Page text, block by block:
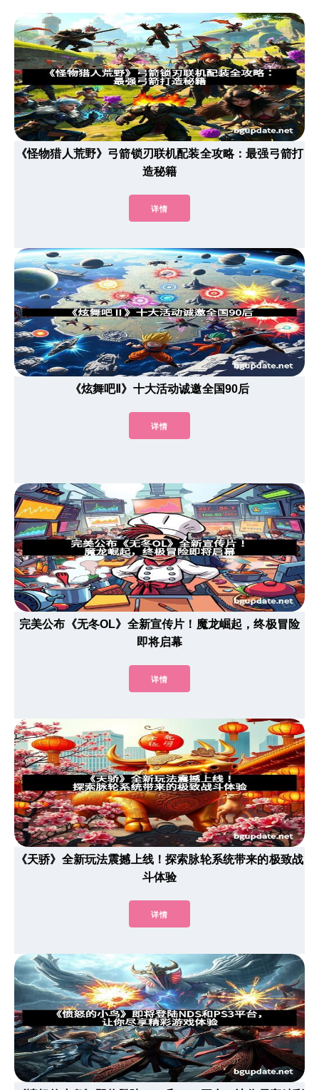
《怪物猎人荒野》弓箭锁刃联机配装全攻略：最强弓箭打
造秘籍
详情
《炫舞吧Ⅱ》十大活动诚邀全国90后
详情
完美公布《无冬OL》全新宣传片！魔龙崛起，终极冒险
即将启幕
详情
《天骄》全新玩法震撼上线！探索脉轮系统带来的极致战
斗体验
详情